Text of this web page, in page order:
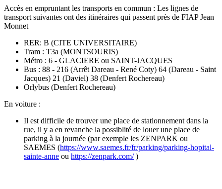
Accès en empruntant les transports en commun : Les lignes de
transport suivantes ont des itinéraires qui passent près de FIAP Jean
Monnet
RER: B (CITE UNIVERSITAIRE)
Tram : T3a (MONTSOURIS)
Métro : 6 - GLACIERE ou SAINT-JACQUES
Bus : 88 - 216 (Arrêt Dareau - René Coty) 64 (Dareau - Saint
Jacques) 21 (Daviel) 38 (Denfert Rochereau)
Orlybus (Denfert Rochereau)
En voiture :
Il est difficile de trouver une place de stationnement dans la
rue, il y a en revanche la possiblité de louer une place de
parking à la journée (par exemple les ZENPARK ou
SAEMES (https://www.saemes.fr/fr/parking/parking-hopital-
sainte-anne ou https://zenpark.com/)